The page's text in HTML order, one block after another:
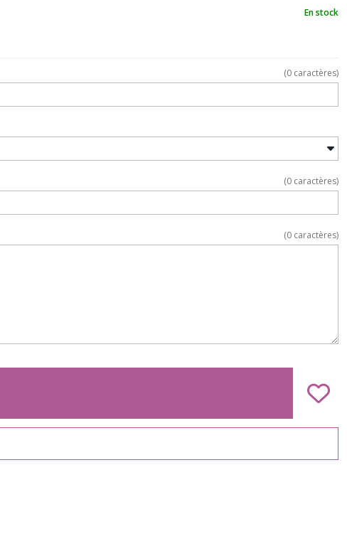
En stock
(0 caractères)
(0 caractères)
(0 caractères)